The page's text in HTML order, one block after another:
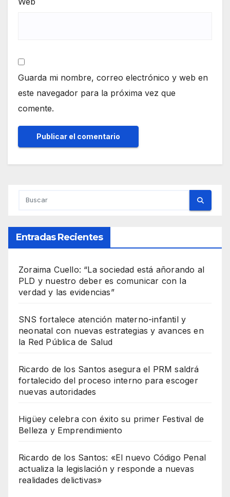
Guarda mi nombre, correo electrónico y web en
este navegador para la próxima vez que
comente.
Entradas Recientes
Zoraima Cuello: “La sociedad está añorando al
PLD y nuestro deber es comunicar con la
verdad y las evidencias”
SNS fortalece atención materno-infantil y
neonatal con nuevas estrategias y avances en
la Red Pública de Salud
Ricardo de los Santos asegura el PRM saldrá
fortalecido del proceso interno para escoger
nuevas autoridades
Higüey celebra con éxito su primer Festival de
Belleza y Emprendimiento
Ricardo de los Santos: «El nuevo Código Penal
actualiza la legislación y responde a nuevas
realidades delictivas»